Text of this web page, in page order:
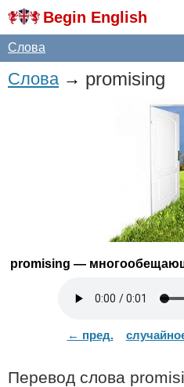
Begin English
Слова
Слова→ promising
promising —
← пред.
Перевод слова